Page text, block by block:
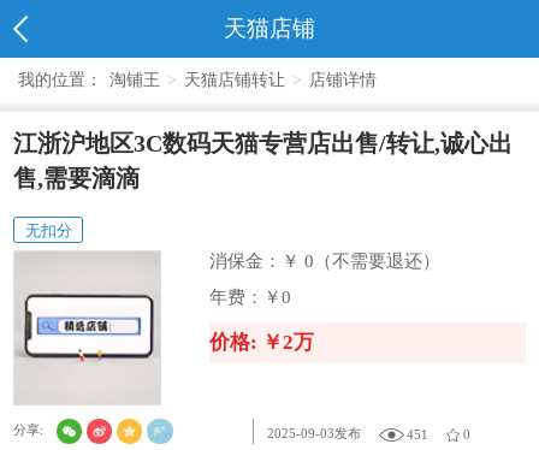
天猫店铺
我的位置： 淘铺王 > 天猫店铺转让 > 店铺详情
江浙沪地区3C数码天猫专营店出售/转让,诚心出
售,需要滴滴
无扣分
消保金：
￥ 0（不需要退还）
年费：
￥0
价格: ￥2万
分享: 2025-09-03发布 451 0